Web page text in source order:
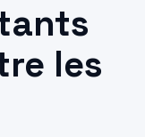
les